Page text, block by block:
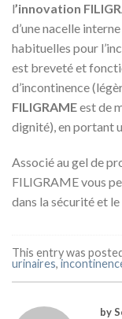
l’innovation
d’une nacelle
habituelles pour
est breveté et
d’incontinence
FILIGRAMEest de
dignité), en portant
Associé au gel de
FILIGRAME vous
dans la sécurité et
This entry was
urinaires,
by